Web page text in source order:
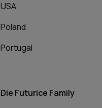
USA
Poland
Portugal
Die Futurice Family